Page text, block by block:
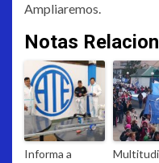
Ampliaremos.
Notas
Informa a